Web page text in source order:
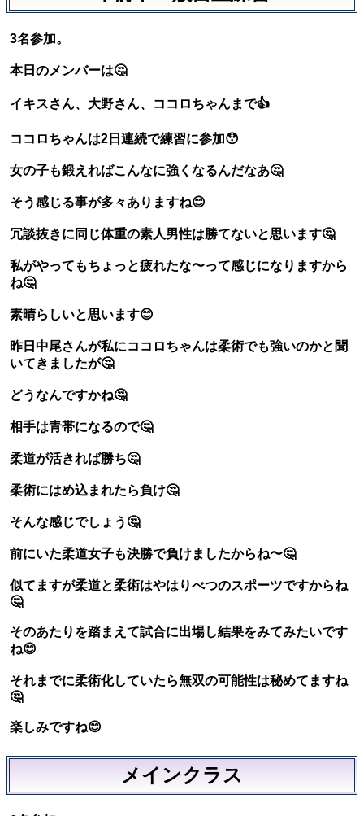
3名参加。
本日のメンバーは🤔
イキスさん、大野さん、ココロちゃんまで👍
ココロちゃんは2日連続で練習に参加😯
女の子も鍛えればこんなに強くなるんだなあ🤔
そう感じる事が多々ありますね😊
冗談抜きに同じ体重の素人男性は勝てないと思います🤔
私がやってもちょっと疲れたな〜って感じになりますから
ね🤔
素晴らしいと思います😊
昨日中尾さんが私にココロちゃんは柔術でも強いのかと聞
いてきましたが🤔
どうなんですかね🤔
相手は青帯になるので🤔
柔道が活きれば勝ち🤔
柔術にはめ込まれたら負け🤔
そんな感じでしょう🤔
前にいた柔道女子も決勝で負けましたからね〜🤔
似てますが柔道と柔術はやはりべつのスポーツですからね
🤔
そのあたりを踏まえて試合に出場し結果をみてみたいです
ね😊
それまでに柔術化していたら無双の可能性は秘めてますね
🤔
楽しみですね😊
メインクラス